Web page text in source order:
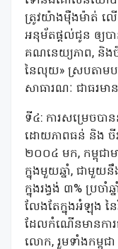
ត្រូវយ៉ាងម៉ឺងម៉ាត់ លើ
អនុម័តផ្ដល់ជូន ឲ្យបា
គណនេយ្យភាព, និងចី
នៃលុយ» ស្របតាមបទ
សាធារណៈ ជាធរមា
ទី៤: ការសម្រេចបា
ដោយភាពធន់ និង ចីរ
២០០៤ មក, កម្ពុជាម
ក្នុងមួយឆ្នាំ, ជាមួយនឹ
ក្នុងរង្វង់ ៣% ប្រចាំ
លែងតែក្នុងអំឡុង ន
ដែលកំណើនមានការ
លោក, រួមទាំងកម្ពុជា